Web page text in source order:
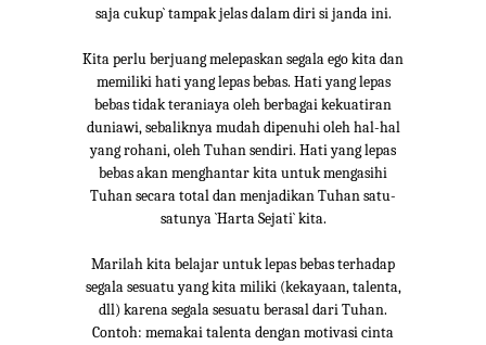
saja cukup` tampak jelas dalam diri si janda ini.
Kita perlu berjuang melepaskan segala ego kita dan
memiliki hati yang lepas bebas. Hati yang lepas
bebas tidak teraniaya oleh berbagai kekuatiran
duniawi, sebaliknya mudah dipenuhi oleh hal-hal
yang rohani, oleh Tuhan sendiri. Hati yang lepas
bebas akan menghantar kita untuk mengasihi
Tuhan secara total dan menjadikan Tuhan satu-
satunya `Harta Sejati` kita.
Marilah kita belajar untuk lepas bebas terhadap
segala sesuatu yang kita miliki (kekayaan, talenta,
dll) karena segala sesuatu berasal dari Tuhan.
Contoh: memakai talenta dengan motivasi cinta